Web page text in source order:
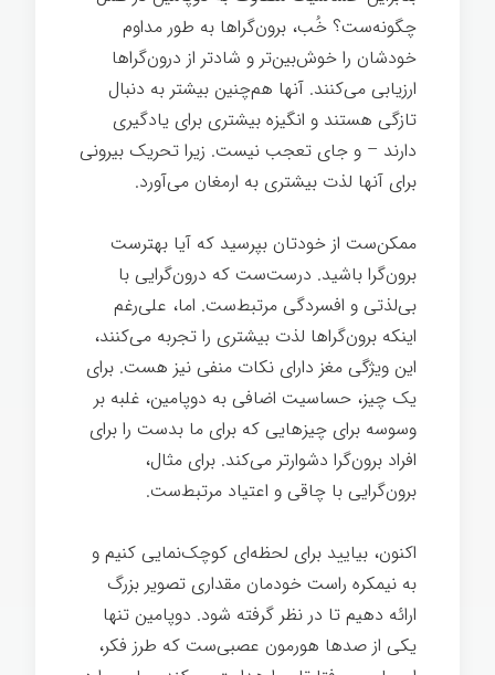
چگونه‌ست؟ خُب، برون‌گراها به طور مداوم
خودشان را خوش‌بین‌تر و شادتر از درون‌گراها
ارزیابی می‌کنند. آنها هم‌چنین بیشتر به دنبال
تازگی هستند و انگیزه بیشتری برای یادگیری
دارند – و جای تعجب نیست. زیرا تحریک بیرونی
برای آنها لذت بیشتری به ارمغان می‌آورد.
ممکن‌ست از خودتان بپرسید که آیا بهترست
برون‌گرا باشید. درست‌ست که درون‌گرایی با
بی‌لذتی و افسردگی مرتبط‌ست. اما، علی‌رغم
اینکه برون‌گراها لذت بیشتری را تجربه می‌کنند،
این ویژگی مغز دارای نکات منفی نیز هست. برای
یک چیز، حساسیت اضافی به دوپامین، غلبه بر
وسوسه برای چیزهایی که برای ما بدست را برای
افراد برون‌گرا دشوارتر می‌کند. برای مثال،
برون‌گرایی با چاقی و اعتیاد مرتبط‌ست.
اکنون، بیایید برای لحظه‌ای کوچک‌نمایی کنیم و
به نیمکره راست خودمان مقداری تصویر بزرگ
ارائه دهیم تا در نظر گرفته شود. دوپامین تنها
یکی از صدها هورمون عصبی‌ست که طرز فکر،